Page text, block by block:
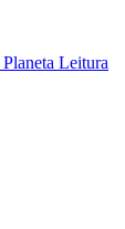
Planeta Leitura